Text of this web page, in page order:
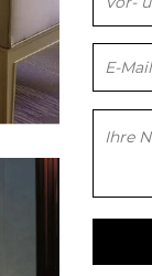
Bitte